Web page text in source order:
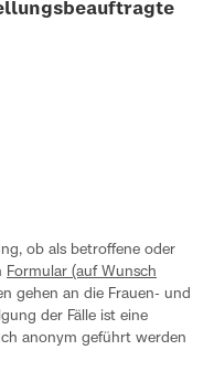
ob als betroffene oder
Formular (auf Wunsch
gehen an die Frauen- und
der Fälle ist eine
anonym geführt werden